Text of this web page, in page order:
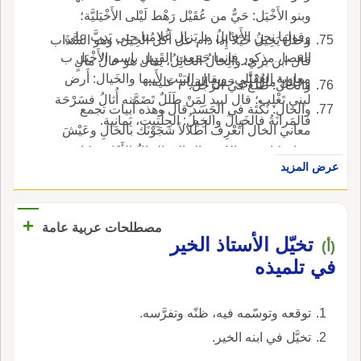
وبنو الأَخْيَل: حَيٌّ من عُقَيْل رَهْط لَيْلى الأَخْيَليَّة؛
وقولها نحن الأَخايلُ ما يَزال غُلامُنا حتى يَدِبَّ على
العَصا، مذكور فإِنما جَمَعت القَبِيل باسم الأَخْيَل ب
معاوية العُقَيْلي، ويقال البَيْت لأَبيها والخَيال: أَرض
لبني تَغْلِب؛ قال لبيد لِمَنْ طَلَلٌ تَضَمَّنه أُثالُ فسَرْحَة
فالمَرانَةُ فالخَيالُ والخِيلُ: الحِلْتِيت، يَمانِية.
وخالَ يَخِيلُ خَيْلاً إِذا دام عل أَكل الخِيل، وهو السَّذَاب
قال ابن بري: والخالُ الخائِلُ، يقال هو خالُ مالٍ
وخائل مال أَي حَسَ القيام عليه.
والخالُ: ظَلْع في الرِّجْل.
والخال: نُكْتَة في الجَسَد قال وهذه أَبيات تجمع
معاني الخال أَتَعْرِف أَطْلالاً شَجَوْنَك بالخالِ وعَيْشَ
زمانٍ كان في العُصُر الخالي الخالُ الأَوَّل: مكان،
والثاني: الماضي لَيالِيَ، رَيْعانُ الشَّبابِ مُسَلَّط عليّ
بعِصْيان الإِمارةِ والخا الخال: اللِّوَاء وإِذْ أَنا خِدْنٌ
الخال: الخُيَلاء وللخَوْد تَصْطاد الرِّجالَ بفاحِمٍ وخَدٍّ
أَسِيل كالَوذِيلة ذي الخا الخال: الشَّامَة إِذا رَئِمَتْ رَبْعاً
رَئِمْتُ رِباعَها كما رَئِم المَيْثاءَ ذو الرَّثْيَة الخال
مُهْراً حين يأْلفه الخال الخالي: من الخلاء زَمانَ
أُفَدَّى من مِراحٍ إِلى الصِّب بعَمِّيَ، من فَرْط الصَّبابة،
عرض المزيد
مصطلحات عربية عامة +
(أ) تخيّل الأستاذ الخير
في تلميذه
توقعه وتوسّمه فيه، ظنّه وتفرَّسه.
تخيَّل في ابنه الخير.